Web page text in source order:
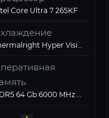
Core Ultra 7 265KF
плата